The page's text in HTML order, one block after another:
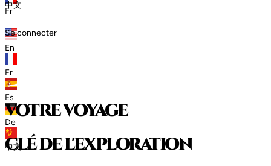
Fr
En
Fr
Es
De
中文
中文
Se connecter
votre voyage
clé de l'exploration